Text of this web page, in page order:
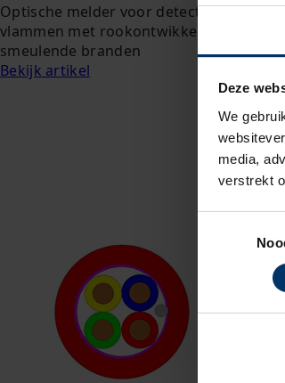
Deze
We
media,
verstrekt
Optische melder voor detecteren van
vlammen met rookontwikkeling en
smeulende branden
Bekijk artikel